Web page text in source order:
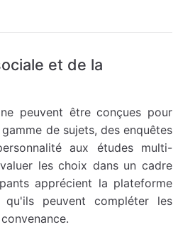
et de la
peuvent être conçues pour
de sujets, des enquêtes
aux études multi-
les choix dans un cadre
apprécient la plateforme
qu'ils peuvent compléter les